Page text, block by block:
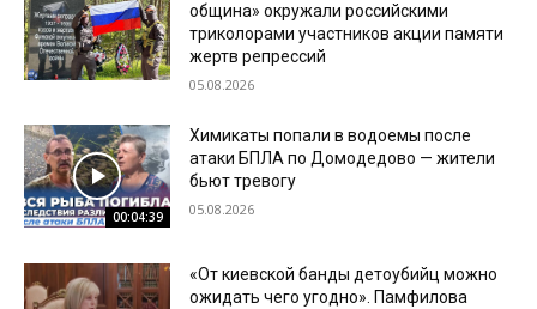
община» окружали российскими
триколорами участников акции памяти
жертв репрессий
05.08.2026
00:04:39
Химикаты попали в водоемы после
атаки БПЛА по Домодедово — жители
бьют тревогу
05.08.2026
«От киевской банды детоубийц можно
ожидать чего угодно». Памфилова